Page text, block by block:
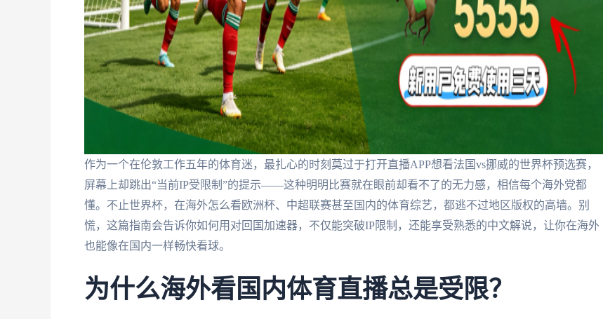
作为一个在伦敦工作五年的体育迷，最扎心的时刻莫过于打开直播APP想看法国vs挪威的世界杯预选赛，
屏幕上却跳出“当前IP受限制”的提示——这种明明比赛就在眼前却看不了的无力感，相信每个海外党都
懂。不止世界杯，在海外怎么看欧洲杯、中超联赛甚至国内的体育综艺，都逃不过地区版权的高墙。别
慌，这篇指南会告诉你如何用对回国加速器，不仅能突破IP限制，还能享受熟悉的中文解说，让你在海外
也能像在国内一样畅快看球。
为什么海外看国内体育直播总是受限？